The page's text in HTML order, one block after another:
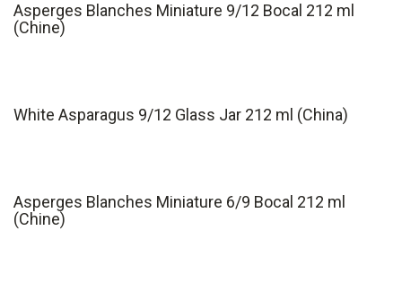
Asperges Blanches Miniature 9/12 Bocal 212 ml
(Chine)
White Asparagus 9/12 Glass Jar 212 ml (China)
Asperges Blanches Miniature 6/9 Bocal 212 ml
(Chine)